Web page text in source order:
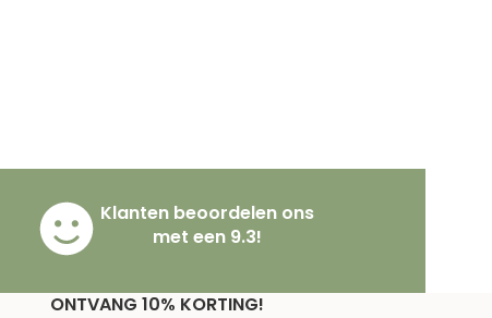
Klanten beoordelen ons
met een 9.3!
ONTVANG 10% KORTING!